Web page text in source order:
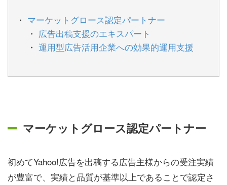
マーケットグロース認定パートナー
広告出稿支援のエキスパート
運用型広告活用企業への効果的運用支援
マーケットグロース認定パートナー
初めてYahoo!広告を出稿する広告主様からの受注実績
が豊富で、実績と品質が基準以上であることで認定さ